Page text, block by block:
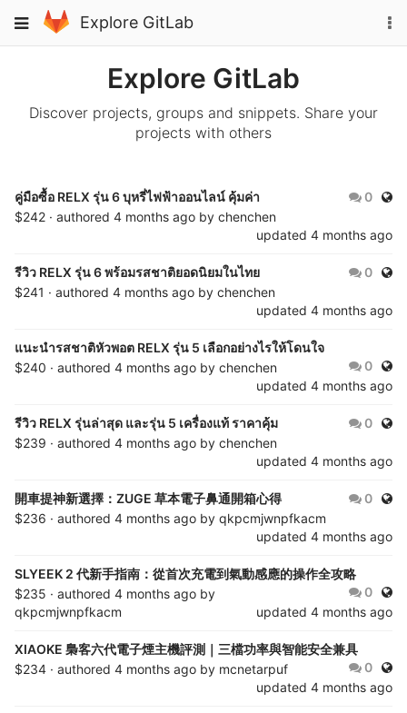
to
content
Toggle
navigation
Explore GitLab
Explore GitLab
Discover projects, groups and snippets. Share your
projects with others
คู่มือซื้อ RELX รุ่น 6 บุหรี่ไฟฟ้าออนไลน์ คุ้มค่า 0
$242 · authored 4 months ago by chenchen
updated 4 months ago
รีวิว RELX รุ่น 6 พร้อมรสชาติยอดนิยมในไทย 0
$241 · authored 4 months ago by chenchen
updated 4 months ago
แนะนำรสชาติหัวพอต RELX รุ่น 5 เลือกอย่างไรให้โดนใจ
0
$240 · authored 4 months ago by chenchen
updated 4 months ago
รีวิว RELX รุ่นล่าสุด และรุ่น 5 เครื่องแท้ ราคาคุ้ม 0
$239 · authored 4 months ago by chenchen
updated 4 months ago
開車提神新選擇：ZUGE 草本電子鼻通開箱心得 0
$236 · authored 4 months ago by qkpcmjwnpfkacm
updated 4 months ago
SLYEEK 2 代新手指南：從首次充電到氣動感應的操作全攻略
0
$235 · authored 4 months ago by
qkpcmjwnpfkacm
updated 4 months ago
XIAOKE 梟客六代電子煙主機評測｜三檔功率與智能安全兼具
0
$234 · authored 4 months ago by mcnetarpuf
updated 4 months ago